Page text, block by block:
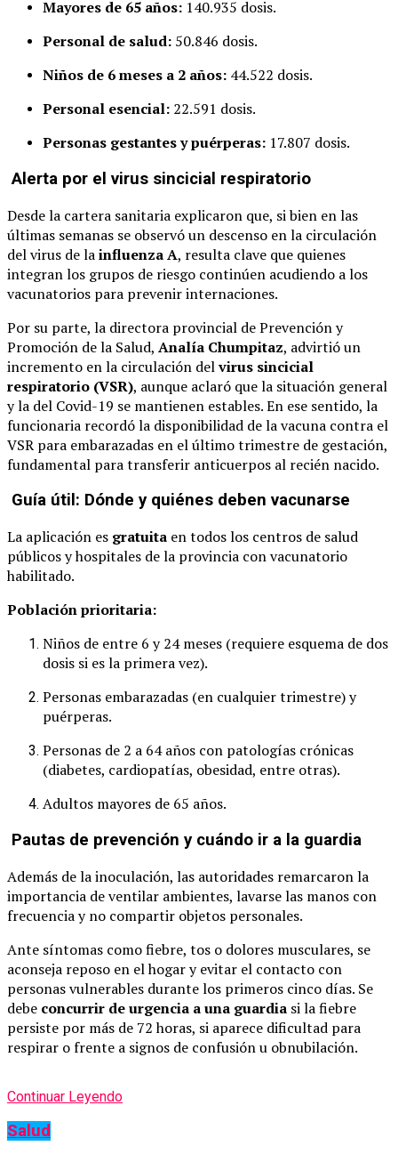
Mayores de 65 años: 140.935 dosis.
Personal de salud: 50.846 dosis.
Niños de 6 meses a 2 años: 44.522 dosis.
Personal esencial: 22.591 dosis.
Personas gestantes y puérperas: 17.807 dosis.
Alerta por el virus sincicial respiratorio
Desde la cartera sanitaria explicaron que, si bien en las
últimas semanas se observó un descenso en la circulación
del virus de lainfluenza A, resulta clave que quienes
integran los grupos de riesgo continúen acudiendo a los
vacunatorios para prevenir internaciones.
Por su parte, la directora provincial de Prevención y
Promoción de la Salud, Analía Chumpitaz, advirtió un
incremento en la circulación delvirus sincicial
respiratorio (VSR), aunque aclaró que la situación general
y la del Covid-19 se mantienen estables. En ese sentido, la
funcionaria recordó la disponibilidad de la vacuna contra el
VSR para embarazadas en el último trimestre de gestación,
fundamental para transferir anticuerpos al recién nacido.
Guía útil: Dónde y quiénes deben vacunarse
La aplicación es gratuita en todos los centros de salud
públicos y hospitales de la provincia con vacunatorio
habilitado.
Población prioritaria:
Niños de entre 6 y 24 meses (requiere esquema de dos
dosis si es la primera vez).
Personas embarazadas (en cualquier trimestre) y
puérperas.
Personas de 2 a 64 años con patologías crónicas
(diabetes, cardiopatías, obesidad, entre otras).
Adultos mayores de 65 años.
Pautas de prevención y cuándo ir a la guardia
Además de la inoculación, las autoridades remarcaron la
importancia de ventilar ambientes, lavarse las manos con
frecuencia y no compartir objetos personales.
Ante síntomas como fiebre, tos o dolores musculares, se
aconseja reposo en el hogar y evitar el contacto con
personas vulnerables durante los primeros cinco días. Se
debe concurrir de urgencia a una guardia si la fiebre
persiste por más de 72 horas, si aparece dificultad para
respirar o frente a signos de confusión u obnubilación.
Continuar Leyendo
Salud